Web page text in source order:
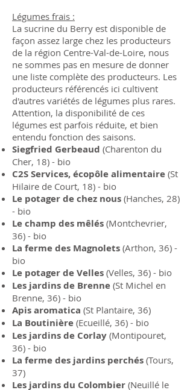
Légumes frais :
​La sucrine du Berry est disponible de
façon assez large chez les producteurs
de la région Centre-Val-de-Loire, nous
ne sommes pas en mesure de donner
une liste complète des producteurs. Les
producteurs référencés ici cultivent
d'autres variétés de légumes plus rares.
Attention, la disponibilité de ces
légumes est parfois réduite, et bien
entendu fonction des saisons.
Siegfried Gerbeaud (Charenton du
Cher, 18) - bio
C2S Services, écopôle alimentaire (St
Hilaire de Court, 18) - bio
Le potager de chez nous (Hanches, 28)
- bio
Le champ des mêlés (Montchevrier,
36) - bio
La ferme des Magnolets (Arthon, 36) -
bio
Le potager de Velles (Velles, 36) - bio
Les jardins de Brenne (St Michel en
Brenne, 36) - bio
Apis aromatica (St Plantaire, 36)
La Boutinière (Ecueillé, 36) - bio
Les jardins de Corlay (Montipouret,
36) - bio
La ferme des jardins perchés (Tours,
37)
Les jardins du Colombier (Neuillé le